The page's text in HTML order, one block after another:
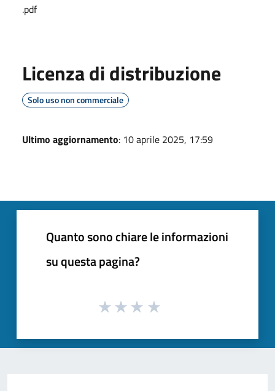
.pdf
Licenza di distribuzione
Solo uso non commerciale
Ultimo aggiornamento: 10 aprile 2025, 17:59
Quanto sono chiare le informazioni
su questa pagina?